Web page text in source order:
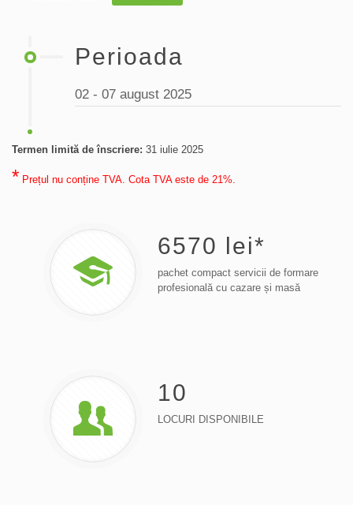
Perioada
02 - 07 august 2025
Termen limită de înscriere: 31 iulie 2025
* Prețul nu conține TVA. Cota TVA este de 21%.
6570 lei*
pachet compact servicii de formare
profesională cu cazare și masă
10
LOCURI DISPONIBILE